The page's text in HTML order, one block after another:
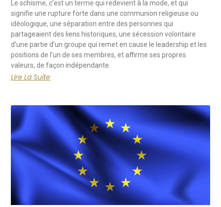
Le schisme, c’est un terme qui redevient à la mode, et qui
signifie une rupture forte dans une communion religieuse ou
idéologique, une séparation entre des personnes qui
partageaient des liens historiques, une sécession volontaire
d’une partie d’un groupe qui remet en cause le leadership et les
positions de l’un de ses membres, et affirme ses propres
valeurs, de façon indépendante.
Lire La Suite